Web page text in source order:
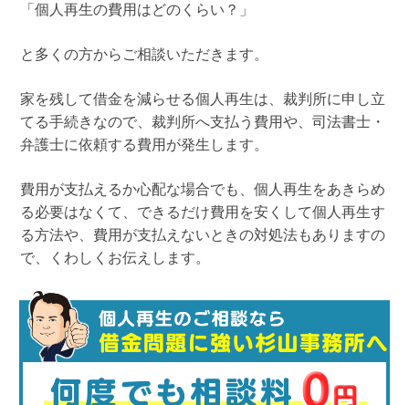
「個人再生の費用はどのくらい？」
と多くの方からご相談いただきます。
家を残して借金を減らせる個人再生は、裁判所に申し立
てる手続きなので、裁判所へ支払う費用や、司法書士・
弁護士に依頼する費用が発生します。
費用が支払えるか心配な場合でも、個人再生をあきらめ
る必要はなくて、できるだけ費用を安くして個人再生す
る方法や、費用が支払えないときの対処法もありますの
で、くわしくお伝えします。